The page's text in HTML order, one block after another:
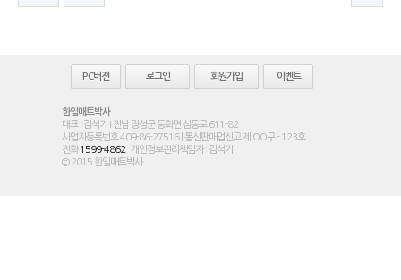
PC버젼 로그인 회원가입 이벤트
한일매트박사
대표 : 김석기 I 전남 장성군 동화면 삼동로 611-82
사업자등록번호 409-86-27516 | 통신판매업신고 제 OO구 - 123호
전화1599-4862 개인정보관리책임자 : 김석기
© 2015 한일매트박사.